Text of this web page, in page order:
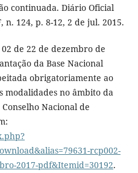
continuada. Diário Oficial
n. 124, p. 8-12, 2 de jul. 2015.
02 de 22 de dezembro de
da Base Nacional
obrigatoriamente ao
modalidades no âmbito da
Nacional de
rcp002-
2017-pdf&Itemid=30192.